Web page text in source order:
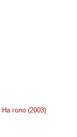
На голо (2003)